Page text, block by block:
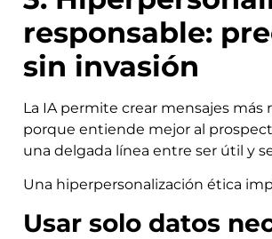
responsable:
sin invasión
La IA permite crear mensajes más
porque entiende mejor al
una delgada línea entre ser útil y
Una hiperpersonalización ética
Usar solo datos